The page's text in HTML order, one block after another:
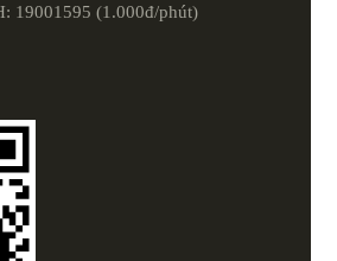
19001595 (1.000đ/phút)